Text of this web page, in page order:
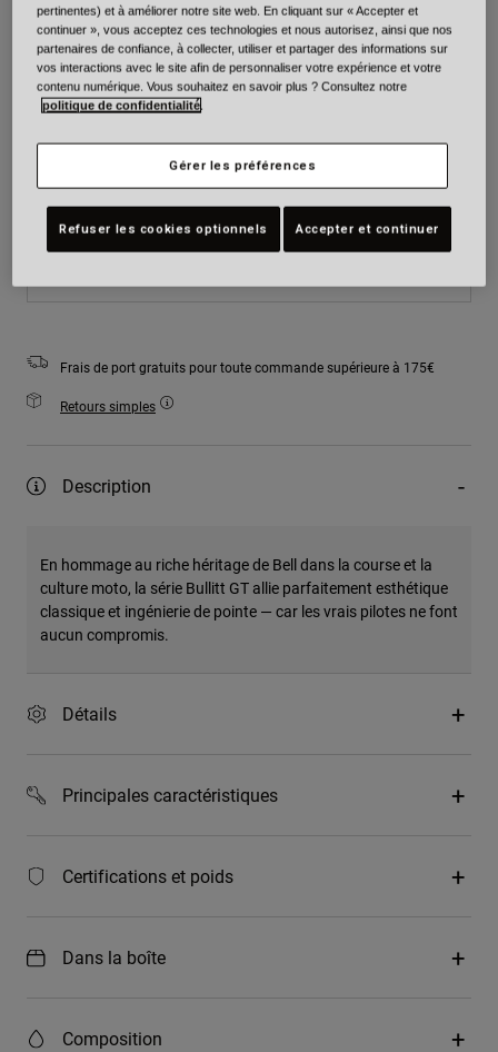
sélectionné
XS S M L XL 2XL
Frais de port gratuits pour toute commande supérieure à 175€
Retours simples
Description
En hommage au riche héritage de Bell dans la course et la
culture moto, la série Bullitt GT allie parfaitement esthétique
classique et ingénierie de pointe — car les vrais pilotes ne font
aucun compromis.
Détails
Principales caractéristiques
Certifications et poids
Dans la boîte
Composition
pertinentes) et à améliorer notre site web. En cliquant sur « Accepter et
continuer », vous acceptez ces technologies et nous autorisez, ainsi que nos
partenaires de confiance, à collecter, utiliser et partager des informations sur
vos interactions avec le site afin de personnaliser votre expérience et votre
contenu numérique. Vous souhaitez en savoir plus ? Consultez notre
politique de confidentialité
Gérer les préférences
Refuser les cookies optionnels Accepter et continuer